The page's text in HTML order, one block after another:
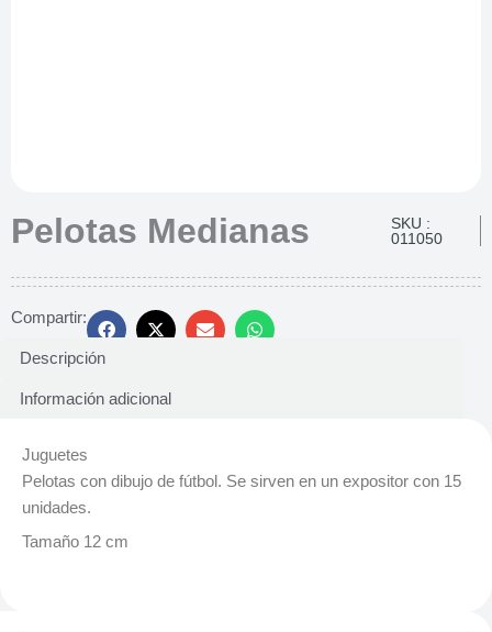
Pelotas Medianas
SKU :
011050
Compartir:
Descripción
Información adicional
Juguetes
Pelotas con dibujo de fútbol. Se sirven en un expositor con 15
unidades.
Tamaño 12 cm